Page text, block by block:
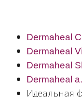
Dermaheal
Dermaheal
Dermaheal
Dermaheal
Идеальная